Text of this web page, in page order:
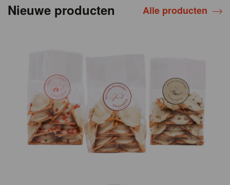
Nieuwe producten Alle producten